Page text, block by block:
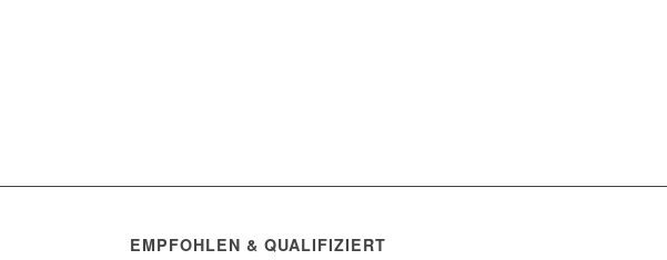
EMPFOHLEN & QUALIFIZIERT